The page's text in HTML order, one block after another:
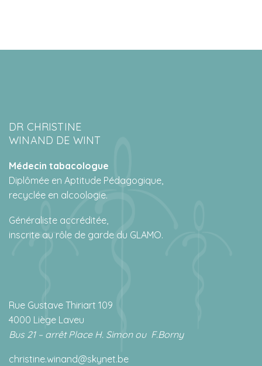
DR CHRISTINE
WINAND DE WINT
Médecin tabacologue
Diplômée en Aptitude Pédagogique,
recyclée en alcoologie.
Généraliste accréditée,
inscrite au rôle de garde du GLAMO.
Rue Gustave Thiriart 109
4000 Liège Laveu
Bus 21 – arrêt Place H. Simon ou F.Borny
christine.winand@skynet.be